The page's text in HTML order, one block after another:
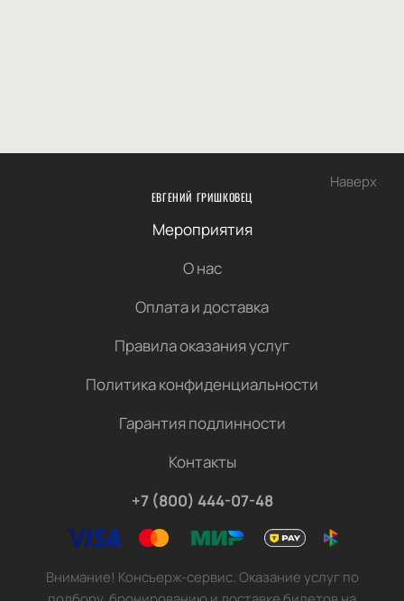
Наверх
ЕВГЕНИЙ ГРИШКОВЕЦ
Мероприятия
О нас
Оплата и доставка
Правила оказания услуг
Политика конфиденциальности
Гарантия подлинности
Контакты
+7 (800) 444-07-48
Внимание! Консьерж-сервис. Оказание услуг по